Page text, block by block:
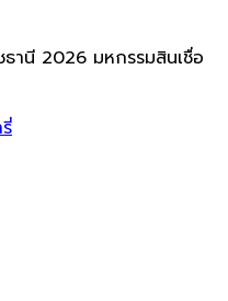
านี 2026 มหกรรมสินเชื่อ